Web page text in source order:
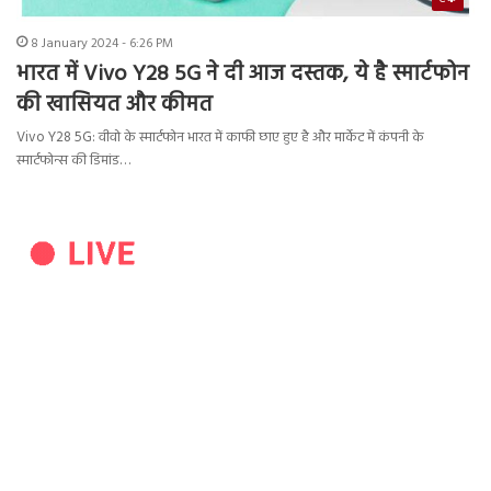
8 January 2024 - 6:26 PM
भारत में Vivo Y28 5G ने दी आज दस्तक, ये है स्मार्टफोन
की खासियत और कीमत
Vivo Y28 5G: वीवो के स्मार्टफोन भारत में काफी छाए हुए है और मार्केट में कंपनी के
स्मार्टफोन्स की डिमांड…